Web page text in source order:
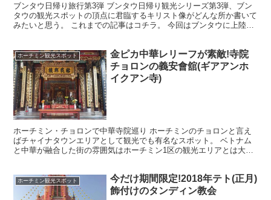
ブンタウ日帰り旅行第3弾 ブンタウ日帰り観光シリーズ第3弾、ブン
タウの観光スポットの頂点に君臨するキリスト像がどんな所か書いて
みたいと思う。 これまでの記事はコチラ。 今回はブンタウに上陸し
ホーチミン観光スポット
金ピカ中華レリーフが素敵!寺院
チョロンの義安會舘(ギアアンホ
イクアン寺)
ホーチミン・チョロンで中華寺院巡り ホーチミンのチョロンと言え
ばチャイナタウンエリアとして観光でも有名なスポット。 ベトナム
と中華が融合した街の雰囲気はホーチミン1区の観光エリアとは大き
ホーチミン観光スポット
今だけ期間限定!2018年テト(正月)
飾付けのタンディン教会